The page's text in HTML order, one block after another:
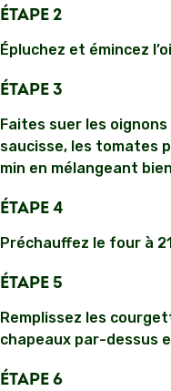
ÉTAPE 2
Épluchez et émincez
ÉTAPE 3
Faites suer les oignons
saucisse, les tomates
min en mélangeant
ÉTAPE 4
Préchauffez le four à
ÉTAPE 5
Remplissez les
chapeaux par-dessus
ÉTAPE 6